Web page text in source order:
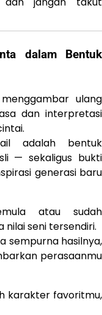
dalam Bentuk
ulang
dan interpretasi
adalah bentuk
— sekaligus bukti
generasi baru
atau sudah
seni tersendiri.
sempurna hasilnya,
perasaanmu
karakter favoritmu,